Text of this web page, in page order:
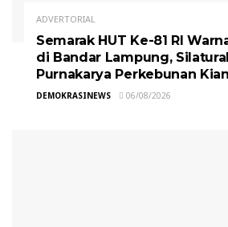
ADVERTORIAL
Semarak HUT Ke-81 RI
di Bandar Lampung,
Purnakarya Perkebunan
DEMOKRASINEWS 06/08/2026